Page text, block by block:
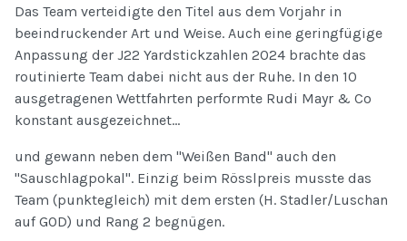
Das Team verteidigte den Titel aus dem Vorjahr in
beeindruckender Art und Weise. Auch eine geringfügige
Anpassung der J22 Yardstickzahlen 2024 brachte das
routinierte Team dabei nicht aus der Ruhe. In den 10
ausgetragenen Wettfahrten performte Rudi Mayr & Co
konstant ausgezeichnet...
und gewann neben dem "Weißen Band" auch den
"Sauschlagpokal". Einzig beim Rösslpreis musste das
Team (punktegleich) mit dem ersten (H. Stadler/Luschan
auf GOD) und Rang 2 begnügen.